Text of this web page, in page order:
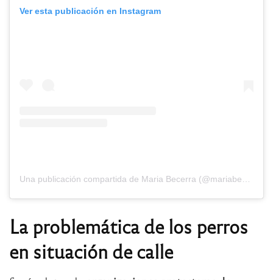
Ver esta publicación en Instagram
La problemática de los perros
en situación de calle